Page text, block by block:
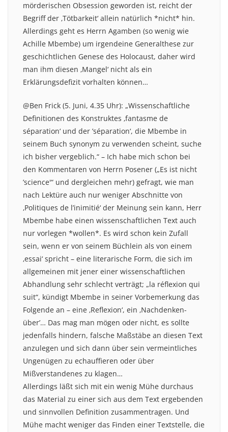
mörderischen Obsession geworden ist, reicht der
Begriff der ‚Tötbarkeit‘ allein natürlich *nicht* hin.
Allerdings geht es Herrn Agamben (so wenig wie
Achille Mbembe) um irgendeine Generalthese zur
geschichtlichen Genese des Holocaust, daher wird
man ihm diesen ‚Mangel‘ nicht als ein
Erklärungsdefizit vorhalten können…
@Ben Frick (5. Juni, 4.35 Uhr): „Wissenschaftliche
Definitionen des Konstruktes ‚fantasme de
séparation‘ und der ’séparation‘, die Mbembe in
seinem Buch synonym zu verwenden scheint, suche
ich bisher vergeblich.“ – Ich habe mich schon bei
den Kommentaren von Herrn Posener („Es ist nicht
’science'“ und dergleichen mehr) gefragt, wie man
nach Lektüre auch nur weniger Abschnitte von
‚Politiques de l’inimitié‘ der Meinung sein kann, Herr
Mbembe habe einen wissenschaftlichen Text auch
nur vorlegen *wollen*. Es wird schon kein Zufall
sein, wenn er von seinem Büchlein als von einem
‚essai‘ spricht – eine literarische Form, die sich im
allgemeinen mit jener einer wissenschaftlichen
Abhandlung sehr schlecht verträgt; „la réflexion qui
suit“, kündigt Mbembe in seiner Vorbemerkung das
Folgende an – eine ‚Reflexion‘, ein ‚Nachdenken-
über’… Das mag man mögen oder nicht, es sollte
jedenfalls hindern, falsche Maßstäbe an diesen Text
anzulegen und sich dann über sein vermeintliches
Ungenügen zu echauffieren oder über
Mißverstandenes zu klagen…
Allerdings läßt sich mit ein wenig Mühe durchaus
das Material zu einer sich aus dem Text ergebenden
und sinnvollen Definition zusammentragen. Und
Mühe macht weniger das Finden einer Textstelle, die